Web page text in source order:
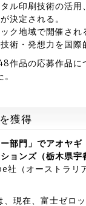
ル印刷技術の活
決定される。
ク地域で開催さ
術・発想力を国際
作品の応募作品
獲得
ー部門」でアオヤギ
ョンズ（栃木県宇
（オーストラリ
現在、富士ゼロ